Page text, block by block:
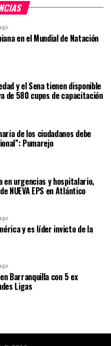
en el Mundial de Natación
y el Sena tienen disponible
de 580 cupos de capacitación
de los ciudadanos debe
Pumarejo
en urgencias y hospitalario,
NUEVA EPS en Atlántico
y es líder invicto de la
Barranquilla con 5 ex
Ligas